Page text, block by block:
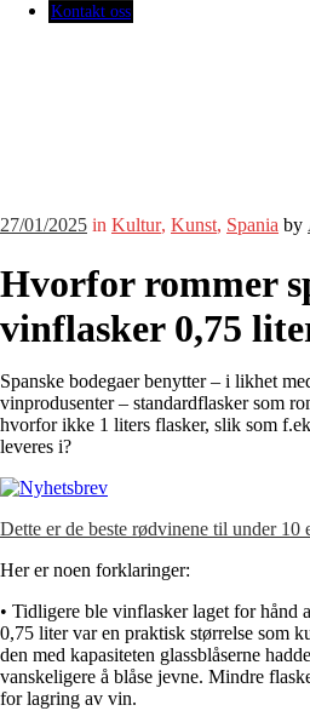
Kontakt oss
27/01/2025 in Kultur, Kunst, Spania by
Hvorfor rommer
vinflasker 0,75
Spanske bodegaer benytter – i likhet
vinprodusenter – standardflasker som
hvorfor ikke 1 liters flasker, slik som
leveres i?
Dette er de beste rødvinene til under 10
Her er noen forklaringer:
• Tidligere ble vinflasker laget for hånd
0,75 liter var en praktisk størrelse som
den med kapasiteten glassblåserne
vanskeligere å blåse jevne. Mindre
for lagring av vin.